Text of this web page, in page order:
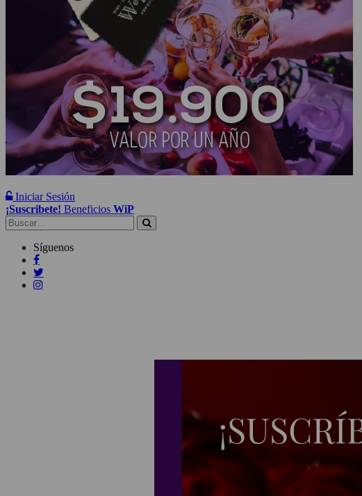
Iniciar Sesión
¡Suscribete! Beneficios WiP
Buscar:
Síguenos